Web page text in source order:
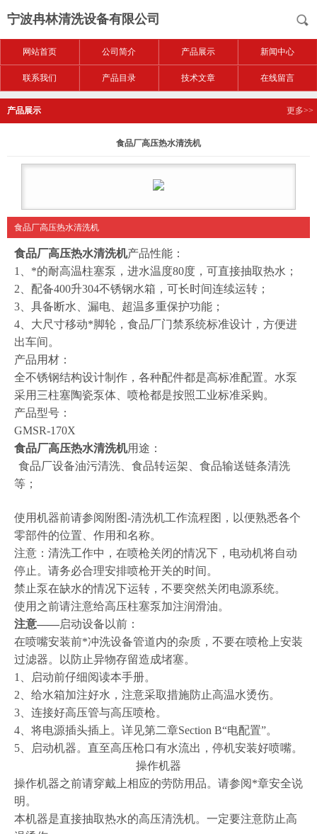
宁波冉林清洗设备有限公司
网站首页 公司简介 产品展示 新闻中心
联系我们 产品目录 技术文章 在线留言
产品展示 更多>>
食品厂高压热水清洗机
食品厂高压热水清洗机
食品厂高压热水清洗机产品性能：
1
、*的耐高温柱塞泵，进水温度80度，可直接抽取热水；
2 、配备400升304不锈钢水箱，可长时间连续运转；
3 、具备断水、漏电、超温多重保护功能；
4 、大尺寸移动*脚轮，食品厂门禁系统标准设计，方便进
出车间。
产品用材：
全不锈钢结构设计制作，各种配件都是高标准配置。水泵
采用三柱塞陶瓷泵体、喷枪都是按照工业标准采购。
产品型号：
GMSR-170X
食品厂高压热水清洗机用途：
食品厂设备油污清洗 、食品转运架、食品输送链条清洗
等；
使用机器前请参阅附图-清洗机工作流程图，以便熟悉各个
零部件的位置、作用和名称。
注意：清洗工作中，在喷枪关闭的情况下，电动机将自动
停止。请务必合理安排喷枪开关的时间。
禁止泵在缺水的情况下运转，不要突然关闭电源系统。
使用之前请注意给高压柱塞泵加注润滑油。
注意——启动设备以前：
在喷嘴安装前*冲洗设备管道内的杂质，不要在喷枪上安装
过滤器。以防止异物存留造成堵塞。
1
、启动前仔细阅读本手册。
2 、给水箱加注好水，注意采取措施防止高温水烫伤。
3 、连接好高压管与高压喷枪。
4 、将电源插头插上。详见第二章Section B“电配置”。
5 、启动机器。直至高压枪口有水流出，停机安装好喷嘴。
操作机器
操作机器之前请穿戴上相应的劳防用品。请参阅*章安全说
明。
本机器是直接抽取热水的高压清洗机。一定要注意防止高